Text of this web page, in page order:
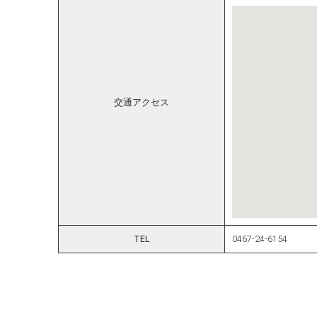
交通アクセス
TEL 0467-24-6154